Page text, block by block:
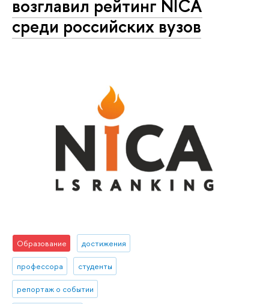
возглавил рейтинг NICA
среди российских вузов
Образование достижения
профессора студенты
репортаж о событии